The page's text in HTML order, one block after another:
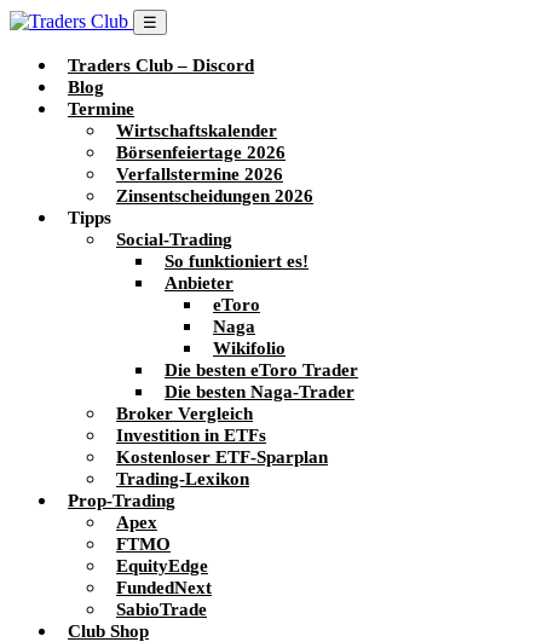
☰
Traders Club – Discord
Blog
Termine
Wirtschaftskalender
Börsenfeiertage 2026
Verfallstermine 2026
Zinsentscheidungen 2026
Tipps
Social-Trading
So funktioniert es!
Anbieter
eToro
Naga
Wikifolio
Die besten eToro Trader
Die besten Naga-Trader
Broker Vergleich
Investition in ETFs
Kostenloser ETF-Sparplan
Trading-Lexikon
Prop-Trading
Apex
FTMO
EquityEdge
FundedNext
SabioTrade
Club Shop